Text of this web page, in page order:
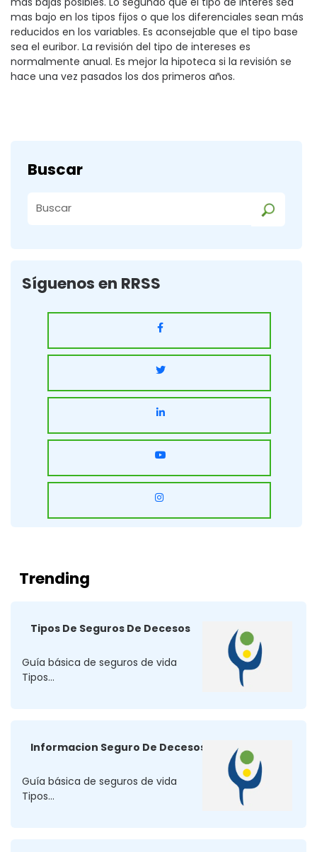
mas bajo en los tipos fijos o que los diferenciales sean más
reducidos en los variables. Es aconsejable que el tipo base
sea el euribor. La revisión del tipo de intereses es
normalmente anual. Es mejor la hipoteca si la revisión se
hace una vez pasados los dos primeros años.
Buscar
Buscar
Síguenos en RRSS
Trending
Tipos De Seguros De Decesos
Guía básica de seguros de vida
Tipos...
Informacion Seguro De Decesos
Guía básica de seguros de vida
Tipos...